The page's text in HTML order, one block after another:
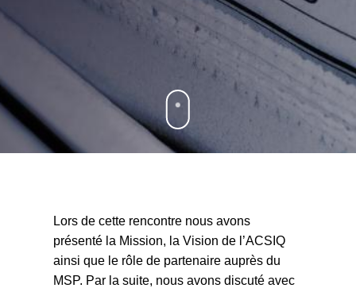
Lors de cette rencontre nous avons
présenté la Mission, la Vision de l’ACSIQ
ainsi que le rôle de partenaire auprès du
MSP. Par la suite, nous avons discuté avec